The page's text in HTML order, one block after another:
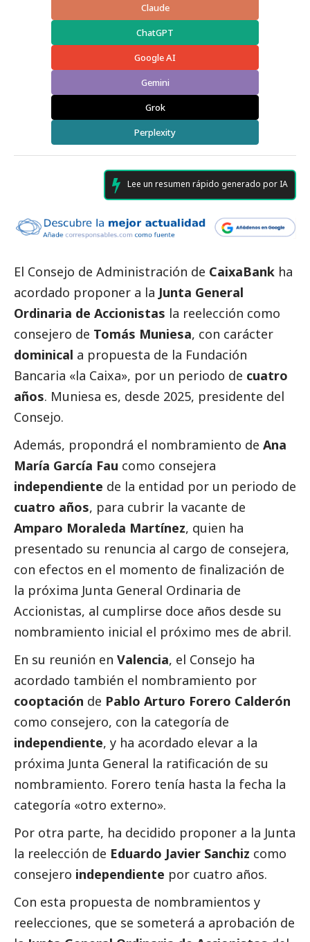
Claude
ChatGPT
Google AI
Gemini
Grok
Perplexity
Lee un resumen rápido generado por IA
El Consejo de Administración de CaixaBank ha
acordado proponer a la Junta General
Ordinaria de Accionistas la reelección como
consejero de Tomás Muniesa, con carácter
dominical a propuesta de la Fundación
Bancaria «la Caixa», por un periodo de cuatro
años. Muniesa es, desde 2025, presidente del
Consejo.
Además, propondrá el nombramiento de Ana
María García Fau como consejera
independiente de la entidad por un periodo de
cuatro años, para cubrir la vacante de
Amparo Moraleda Martínez, quien ha
presentado su renuncia al cargo de consejera,
con efectos en el momento de finalización de
la próxima Junta General Ordinaria de
Accionistas, al cumplirse doce años desde su
nombramiento inicial el próximo mes de abril.
En su reunión en Valencia, el Consejo ha
acordado también el nombramiento por
cooptación de Pablo Arturo Forero Calderón
como consejero, con la categoría de
independiente, y ha acordado elevar a la
próxima Junta General la ratificación de su
nombramiento. Forero tenía hasta la fecha la
categoría «otro externo».
Por otra parte, ha decidido proponer a la Junta
la reelección de Eduardo Javier Sanchiz como
consejero independiente por cuatro años.
Con esta propuesta de nombramientos y
reelecciones, que se someterá a aprobación de